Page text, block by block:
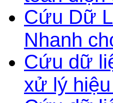
Cứu Dữ
Nhanh
Cứu dữ
xử lý